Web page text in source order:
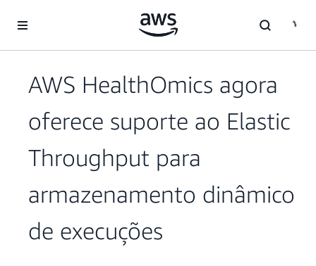
Pular para o conteúdo principal
AWS HealthOmics agora
oferece suporte ao Elastic
Throughput para
armazenamento dinâmico
de execuções